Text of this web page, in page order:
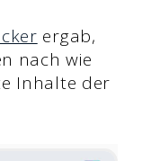
ergab,
nach wie
Inhalte der